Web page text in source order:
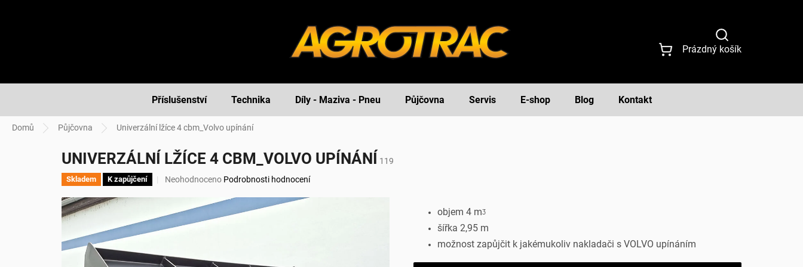
NÁKUPNÍ
Prázdný košík
Příslušenství Technika Díly - Maziva - Pneu Půjčovna Servis E-shop Blog Kontakt
Domů Půjčovna Univerzální lžíce 4 cbm_Volvo upínání
UNIVERZÁLNÍ LŽÍCE 4 CBM_VOLVO UPÍNÁNÍ 119
Skladem K zapůjčení
Průměrné
je
hvězdiček.
Neohodnoceno Podrobnosti hodnocení
objem 4 mᶾ
šířka 2,95 m
možnost zapůjčit k jakémukoliv nakladači s VOLVO upínáním